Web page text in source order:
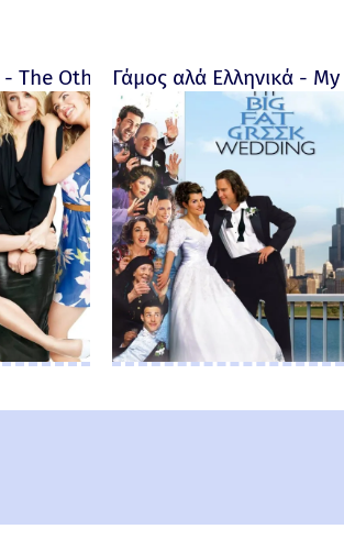
- The Other Woman – 2014
Γάμος αλά Ελληνικά -